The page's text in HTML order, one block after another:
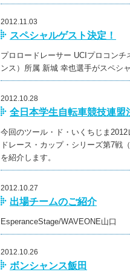
2012.11.03
スペシャルゲスト決定！
プロロードレーサー UCIプロコン
ンス）所属 新城 幸也選手がスペシ
2012.10.28
全日本学生自転車競技連盟
今回のツール・ド・いくちじま
ドレース・カップ・シリーズ第7戦
を紹介します。
2012.10.27
出場チームのご紹介
EsperanceStage/WAVEONE山口
2012.10.26
ボンシャンス飯田